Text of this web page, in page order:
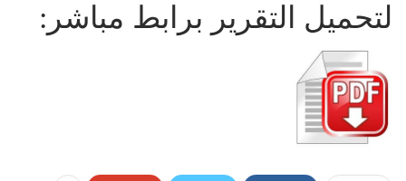
لتحميل التقرير برابط مباشر: